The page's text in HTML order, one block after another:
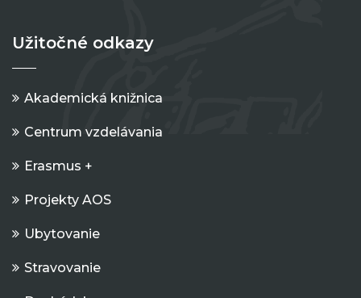
Užitočné odkazy
Akademická knižnica
Centrum vzdelávania
Erasmus +
Projekty AOS
Ubytovanie
Stravovanie